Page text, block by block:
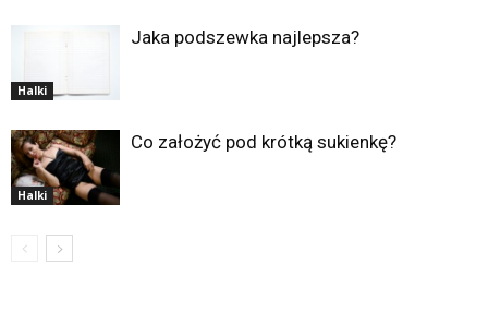
Halki
Jaka podszewka najlepsza?
Halki
Co założyć pod krótką sukienkę?